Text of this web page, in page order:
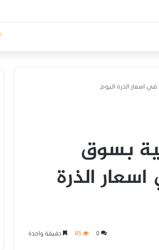
اسعار الذرة اليوم
بسوق
الذرة
0
85 دقيقة واحدة